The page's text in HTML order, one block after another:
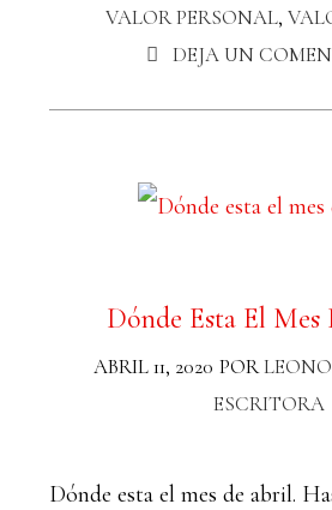
VALOR PERSONAL,
DEJA UN
Dónde Esta El
ABRIL 11, 2020 POR
ESCRITORA
Dónde esta el mes de abril.